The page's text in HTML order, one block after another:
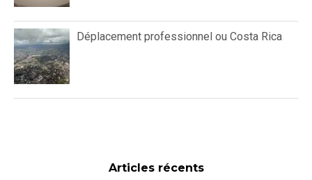
Déplacement professionnel ou Costa Rica
Articles récents